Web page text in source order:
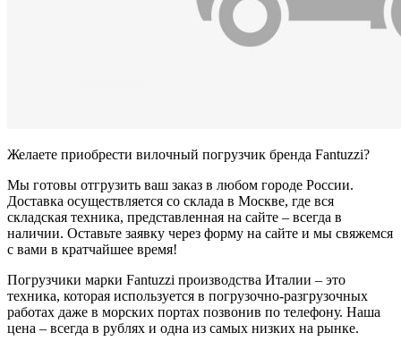
Желаете приобрести вилочный погрузчик бренда Fantuzzi?
Мы готовы отгрузить ваш заказ в любом городе России.
Доставка осуществляется со склада в Москве, где вся
складская техника, представленная на сайте – всегда в
наличии. Оставьте заявку через форму на сайте и мы свяжемся
с вами в кратчайшее время!
Погрузчики марки Fantuzzi производства Италии – это
техника, которая используется в погрузочно-разгрузочных
работах даже в морских портах позвонив по телефону. Наша
цена – всегда в рублях и одна из самых низких на рынке.